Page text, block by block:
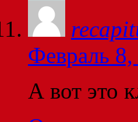
Февраль
А вот это